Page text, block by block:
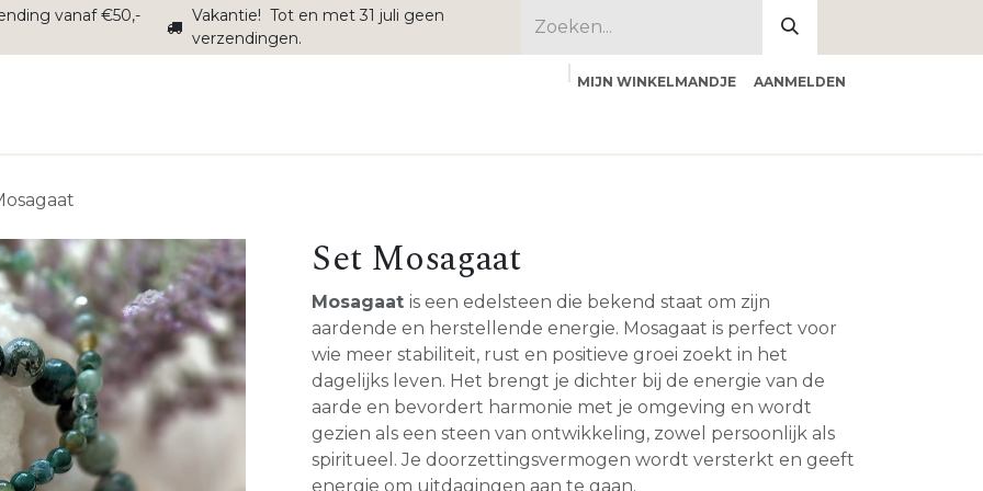
vanaf €50,-
Vakantie! Tot en met 31 juli geen
verzendingen.
MIJN WINKELMANDJE AANMELDEN
Set Mosagaat
Mosagaat is een edelsteen die bekend staat om zijn
aardende en herstellende energie. Mosagaat is perfect voor
wie meer stabiliteit, rust en positieve groei zoekt in het
dagelijks leven. Het brengt je dichter bij de energie van de
aarde en bevordert harmonie met je omgeving en wordt
gezien als een steen van ontwikkeling, zowel persoonlijk als
spiritueel. Je doorzettingsvermogen wordt versterkt en geeft
energie om uitdagingen aan te gaan.